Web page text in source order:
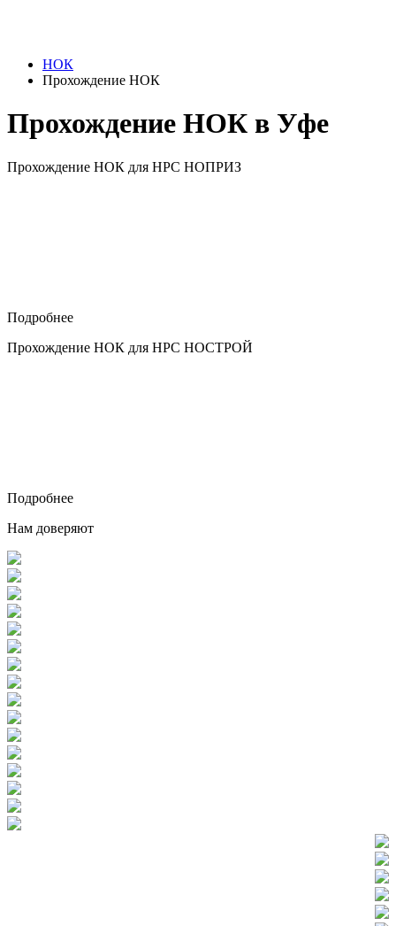
НОК
Прохождение НОК
Прохождение НОК в Уфе
Прохождение НОК для НРС НОПРИЗ
Подробнее
Прохождение НОК для НРС НОСТРОЙ
Подробнее
Нам доверяют